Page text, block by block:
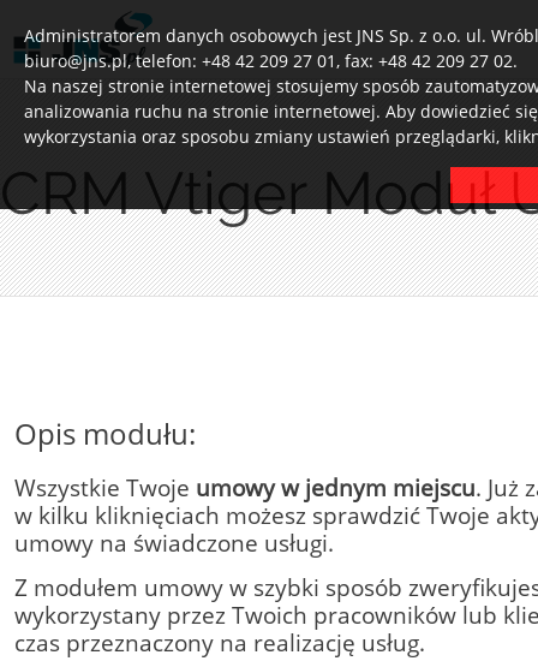
Administratorem danych osobowych jest JNS Sp. z o.o. ul.
biuro@jns.pl, telefon: +48 42 209 27 01, fax: +48 42 209 27 02.
Na naszej stronie internetowej stosujemy sposób
analizowania ruchu na stronie internetowej. Aby dowiedzieć
wykorzystania oraz sposobu zmiany ustawień przeglądarki,
CRM Vtiger Moduł
Opis modułu:
Wszystkie Twoje umowy w jednym miejscu. Już
w kilku kliknięciach możesz sprawdzić Twoje
umowy na świadczone usługi.
Z modułem umowy w szybki sposób
wykorzystany przez Twoich pracowników lub
czas przeznaczony na realizację usług.